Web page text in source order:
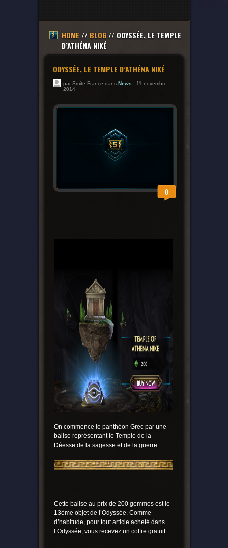
HOME // BLOG// ODYSSÉE, LE TEMPLE
D’ATHÉNA NIKÉ
ODYSSÉE, LE TEMPLE D’ATHÉNA NIKÉ
par Smite France dans News - 11 novembre
2014
0
On commence le panthéon Grec par une
balise représentant le Temple de la
Déesse de la sagesse et de la guerre.
Cette balise au prix de 200 gemmes est le
13ème objet de l’Odyssée. Comme
d’habitude, pour tout article acheté dans
l’Odyssée, vous recevez un coffre gratuit.